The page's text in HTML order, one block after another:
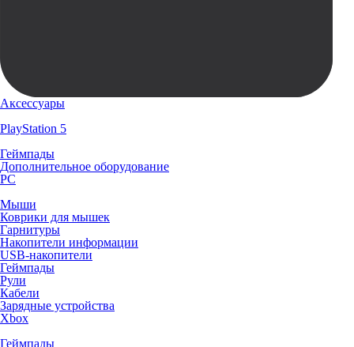
Аксессуары
PlayStation 5
Геймпады
Дополнительное оборудование
PC
Мыши
Коврики для мышек
Гарнитуры
Накопители информации
USB-накопители
Геймпады
Рули
Кабели
Зарядные устройства
Xbox
Геймпады